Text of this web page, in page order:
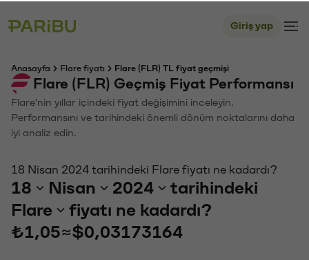
Giriş yap
Anasayfa Flare fiyatı Flare (FLR) TL fiyat geçmişi
Flare (FLR) Geçmiş Fiyat Performansı
Flare'nin yıllar içindeki fiyat değişimini inceleyin.
Performansını ve tarihindeki önemli dönüm noktalarını daha
iyi analiz edin.
18 Nisan 2024 tarihindeki Flare fiyatı ne kadardı?
18 Nisan 2024
tarihindeki
Flare
fiyatı ne kadardı?
₺1,05≈$0,03173164